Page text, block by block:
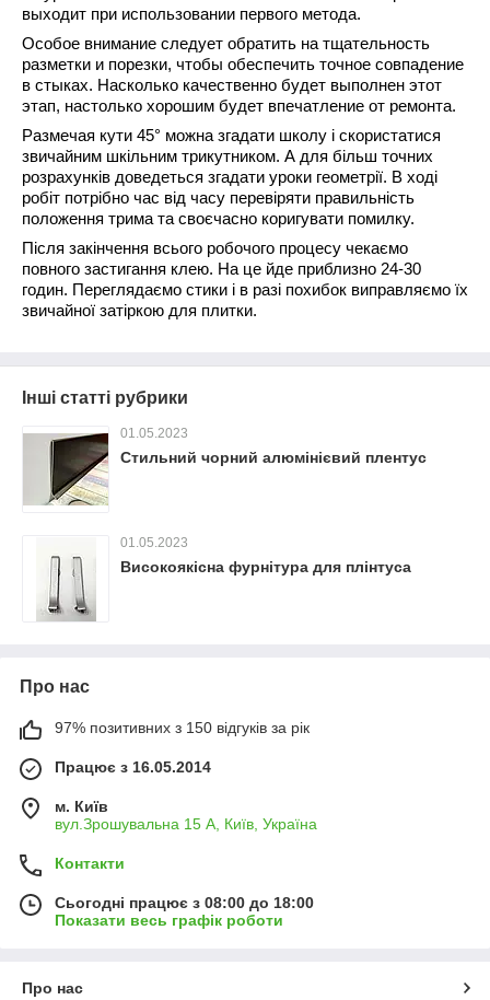
выходит при использовании первого метода.
Особое внимание следует обратить на тщательность
разметки и порезки, чтобы обеспечить точное совпадение
в стыках. Насколько качественно будет выполнен этот
этап, настолько хорошим будет впечатление от ремонта.
Размечая кути 45° можна згадати школу і скористатися
звичайним шкільним трикутником. А для більш точних
розрахунків доведеться згадати уроки геометрії. В ході
робіт потрібно час від часу перевіряти правильність
положення трима та своєчасно коригувати помилку.
Після закінчення всього робочого процесу чекаємо
повного застигання клею. На це йде приблизно 24-30
годин. Переглядаємо стики і в разі похибок виправляємо їх
звичайної затіркою для плитки.
Інші статті рубрики
01.05.2023
Стильний чорний алюмінієвий плентус
01.05.2023
Високоякісна фурнітура для плінтуса
Про нас
97% позитивних з 150 відгуків за рік
Працює з 16.05.2014
м. Київ
вул.Зрошувальна 15 А, Київ, Україна
Контакти
Сьогодні працює з 08:00 до 18:00
Показати весь графік роботи
Про нас